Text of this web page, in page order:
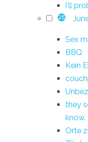
i'll
25
Sex
BBQ
Kein
they
know.
Orte